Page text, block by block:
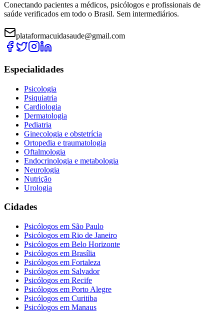
Conectando pacientes a médicos, psicólogos e profissionais de
saúde verificados em todo o Brasil. Sem intermediários.
plataformacuidasaude@gmail.com
Especialidades
Psicologia
Psiquiatria
Cardiologia
Dermatologia
Pediatria
Ginecologia e obstetrícia
Ortopedia e traumatologia
Oftalmologia
Endocrinologia e metabologia
Neurologia
Nutrição
Urologia
Cidades
Psicólogos em São Paulo
Psicólogos em Rio de Janeiro
Psicólogos em Belo Horizonte
Psicólogos em Brasília
Psicólogos em Fortaleza
Psicólogos em Salvador
Psicólogos em Recife
Psicólogos em Porto Alegre
Psicólogos em Curitiba
Psicólogos em Manaus